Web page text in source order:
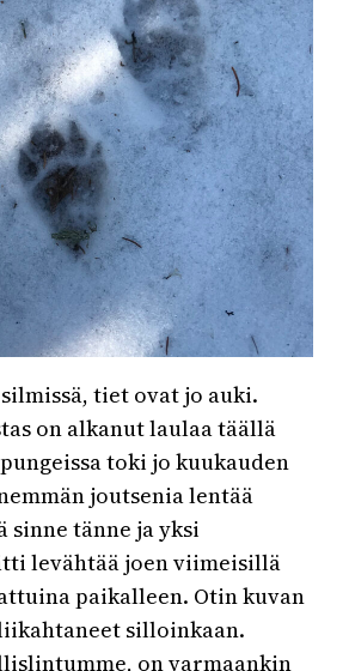
tiet ovat jo auki.
on alkanut laulaa täällä
toki jo kuukauden
joutsenia lentää
sinne tänne ja yksi
levähtää joen viimeisillä
paikalleen. Otin kuvan
silloinkaan.
on varmaankin